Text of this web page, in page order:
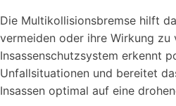
Die Multikollisionsbremse hilft
vermeiden oder ihre Wirkung
Insassenschutzsystem erkennt
Unfallsituationen und bereitet
Insassen optimal auf eine